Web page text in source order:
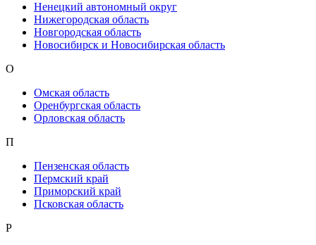
Ненецкий автономный округ
Нижегородская область
Новгородская область
Новосибирск и Новосибирская область
О
Омская область
Оренбургская область
Орловская область
П
Пензенская область
Пермский край
Приморский край
Псковская область
Р